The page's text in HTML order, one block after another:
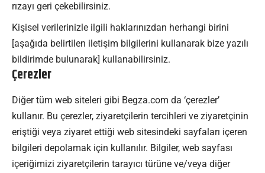
rızayı geri çekebilirsiniz.
Kişisel verilerinizle ilgili haklarınızdan herhangi birini
[aşağıda belirtilen iletişim bilgilerini kullanarak bize yazılı
bildirimde bulunarak] kullanabilirsiniz.
Çerezler
Diğer tüm web siteleri gibi Begza.com da ‘çerezler’
kullanır. Bu çerezler, ziyaretçilerin tercihleri ​​ve ziyaretçinin
eriştiği veya ziyaret ettiği web sitesindeki sayfaları içeren
bilgileri depolamak için kullanılır. Bilgiler, web sayfası
içeriğimizi ziyaretçilerin tarayıcı türüne ve/veya diğer